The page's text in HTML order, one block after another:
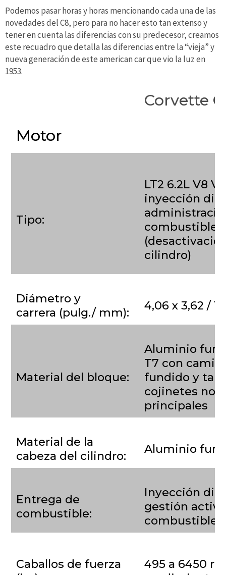
Podemos pasar horas y horas mencionando cada una de las
novedades del C8, pero para no hacer esto tan extenso y
tener en cuenta las diferencias con su predecesor, creamos
este recuadro que detalla las diferencias entre la “vieja” y
nueva generación de este american car que vio la luz en
1953.
Corvette
Motor
Tipo:
LT2 6.2L V8
inyección
combustible
cilindro)
Diámetro y
carrera (pulg./ mm):
4,06 x 3,62 /
Material del bloque:
Aluminio
T7 con
fundido y
cojinetes
principales
Material de la
cabeza del cilindro:
Aluminio
Entrega de
combustible:
Inyección
gestión
combustible
Caballos de fuerza
495 a 6450